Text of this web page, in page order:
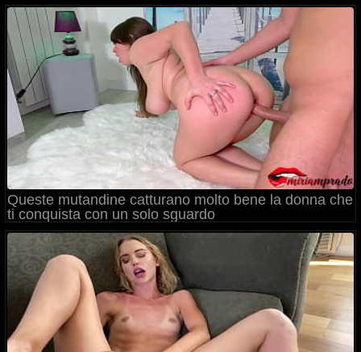
Queste mutandine catturano molto bene la donna che
ti conquista con un solo sguardo